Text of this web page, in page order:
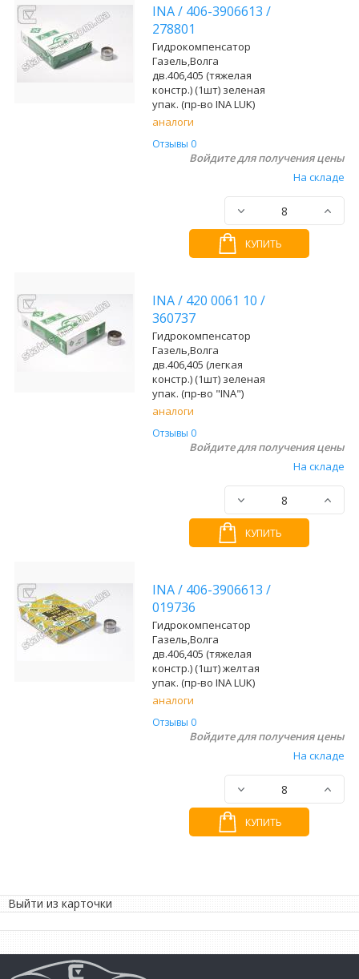
INA/ 406-3906613 /
278801
Гидрокомпенсатор
Газель,Волга
дв.406,405 (тяжелая
констр.) (1шт) зеленая
упак. (пр-во INA LUK)
аналоги
Отзывы 0
Войдите для получения цены
На складе
КУПИТЬ
INA/ 420 0061 10 /
360737
Гидрокомпенсатор
Газель,Волга
дв.406,405 (легкая
констр.) (1шт) зеленая
упак. (пр-во "INA")
аналоги
Отзывы 0
Войдите для получения цены
На складе
КУПИТЬ
INA/ 406-3906613 /
019736
Гидрокомпенсатор
Газель,Волга
дв.406,405 (тяжелая
констр.) (1шт) желтая
упак. (пр-во INA LUK)
аналоги
Отзывы 0
Войдите для получения цены
На складе
КУПИТЬ
Выйти из карточки